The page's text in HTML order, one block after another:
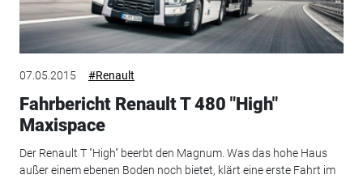
07.05.2015 #Renault
Fahrbericht Renault T 480 "High"
Maxispace
Der Renault T "High" beerbt den Magnum. Was das hohe Haus
außer einem ebenen Boden noch bietet, klärt eine erste Fahrt im